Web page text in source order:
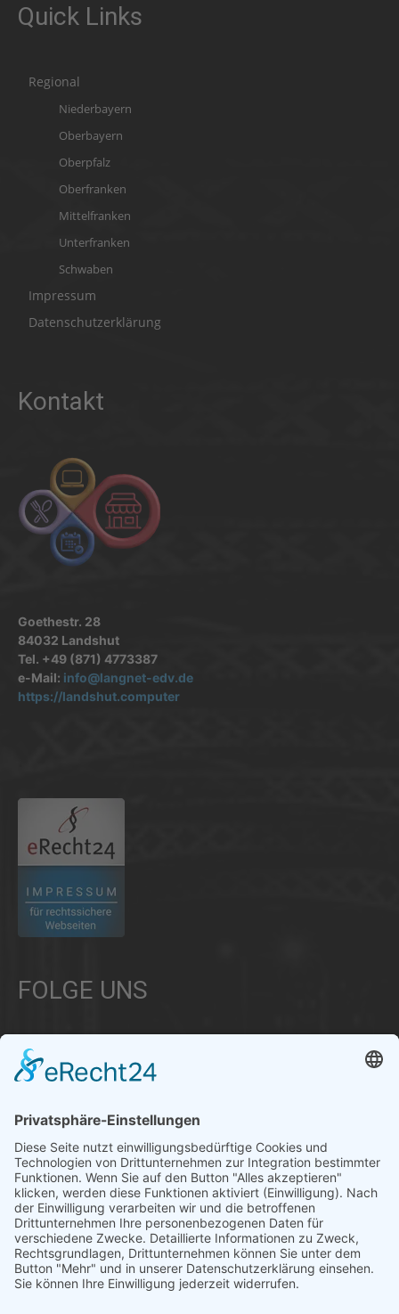
Quick Links
Regional
Niederbayern
Oberbayern
Oberpfalz
Oberfranken
Mittelfranken
Unterfranken
Schwaben
Impressum
Datenschutzerklärung
Kontakt
Goethestr. 28
84032 Landshut
Tel. +49 (871) 4773387
e-Mail: info@langnet-edv.de
https://landshut.computer
FOLGE UNS
Informationen aus Politik – Wirtschaft – Kultur – Umwelt –
Gesellschaft - Polizei und Feuerwehr – für die Region Bayern
Als regionales Unternehmen sind wir für Sie der direkte
Ansprechpartner, wenn es um die Online-Vermarktung Ihrer
Produkte und Dienstleistungen geht. Wir würden gerne für
Sie diese Aufgabe übernehmen.